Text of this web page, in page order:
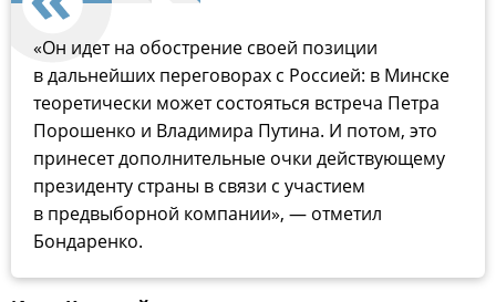
«Он идет на обострение своей позиции
в дальнейших переговорах с Россией: в Минске
теоретически может состояться встреча Петра
Порошенко и Владимира Путина. И потом, это
принесет дополнительные очки действующему
президенту страны в связи с участием
в предвыборной компании», — отметил
Бондаренко.